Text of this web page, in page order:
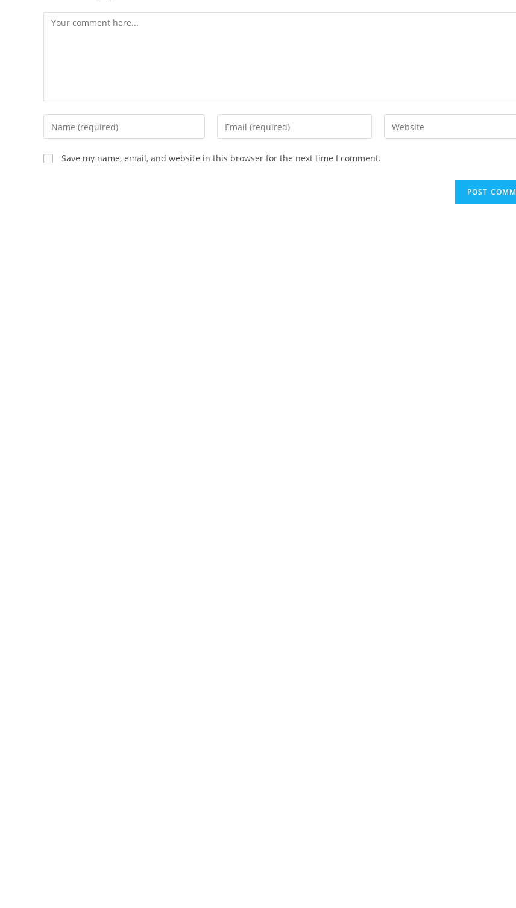
Comment
Enter
your
name
or
Enter
your
Enter
your
Save my name, email, and website in this browser for the next time I comment.